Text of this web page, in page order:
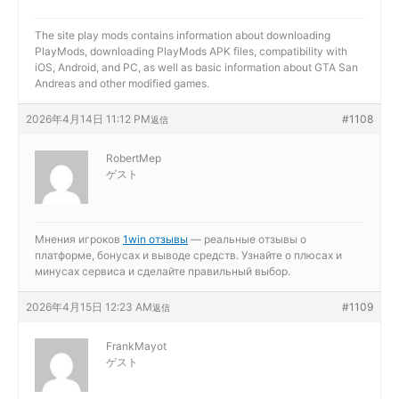
The site play mods contains information about downloading
PlayMods, downloading PlayMods APK files, compatibility with
iOS, Android, and PC, as well as basic information about GTA San
Andreas and other modified games.
2026年4月14日 11:12 PM #1108
返信
RobertMep
ゲスト
Мнения игроков 1win отзывы — реальные отзывы о
платформе, бонусах и выводе средств. Узнайте о плюсах и
минусах сервиса и сделайте правильный выбор.
2026年4月15日 12:23 AM #1109
返信
FrankMayot
ゲスト